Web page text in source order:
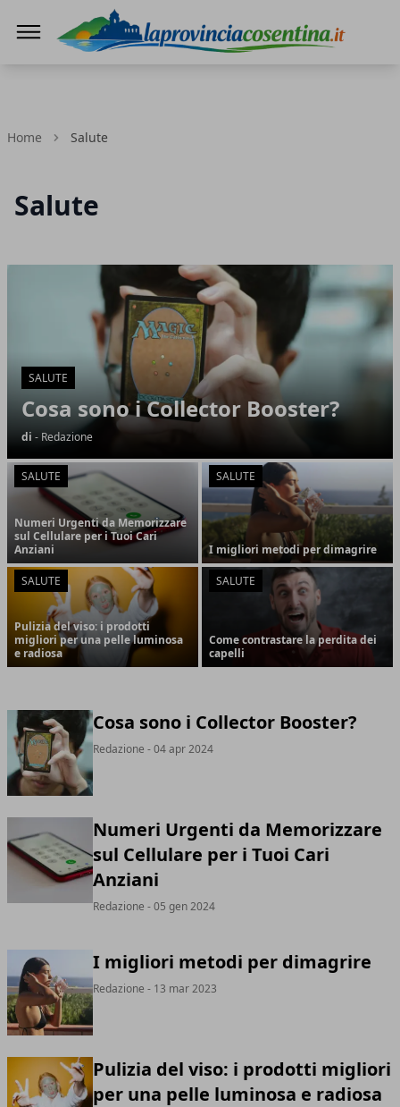
Home Salute
Salute
Articoli in Evidenza
SALUTE
Cosa sono i Collector Booster?
di - Redazione
SALUTE
Numeri Urgenti da Memorizzare
sul Cellulare per i Tuoi Cari
Anziani
SALUTE
I migliori metodi per dimagrire
SALUTE
Pulizia del viso: i prodotti
migliori per una pelle luminosa
e radiosa
SALUTE
Come contrastare la perdita dei
capelli
Cosa sono i Collector Booster?
Redazione - 04 apr 2024
Numeri Urgenti da Memorizzare
sul Cellulare per i Tuoi Cari
Anziani
Redazione - 05 gen 2024
I migliori metodi per dimagrire
Redazione - 13 mar 2023
Pulizia del viso: i prodotti migliori
per una pelle luminosa e radiosa